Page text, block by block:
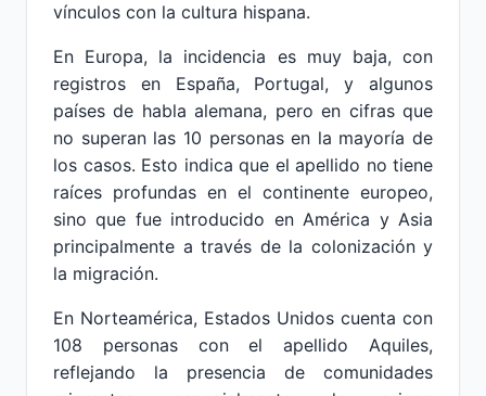
vínculos con la cultura hispana.
En Europa, la incidencia es muy baja, con
registros en España, Portugal, y algunos
países de habla alemana, pero en cifras que
no superan las 10 personas en la mayoría de
los casos. Esto indica que el apellido no tiene
raíces profundas en el continente europeo,
sino que fue introducido en América y Asia
principalmente a través de la colonización y
la migración.
En Norteamérica, Estados Unidos cuenta con
108 personas con el apellido Aquiles,
reflejando la presencia de comunidades